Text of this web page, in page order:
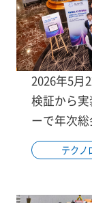
2026年5月
検証から
ーで年次総
テクノ